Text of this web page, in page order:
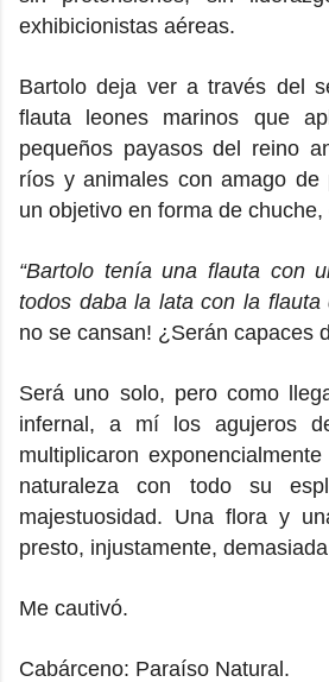
exhibicionistas aéreas.
Bartolo deja ver a través del
flauta leones marinos que
pequeños payasos del reino
ríos y animales con amago de
un objetivo en forma de chuche,
“Bartolo tenía una flauta con
todos daba la lata con la flauta
no se cansan! ¿Serán capaces
Será uno solo, pero como
infernal, a mí los agujeros
multiplicaron
naturaleza con todo su
majestuosidad. Una flora y
presto, injustamente,
Me cautivó.
Cabárceno: Paraíso Natural.